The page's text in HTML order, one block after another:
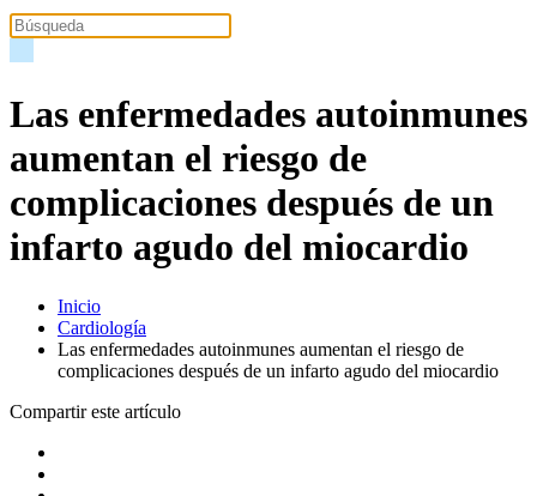
Las enfermedades autoinmunes
aumentan el riesgo de
complicaciones después de un
infarto agudo del miocardio
Inicio
Cardiología
Las enfermedades autoinmunes aumentan el riesgo de
complicaciones después de un infarto agudo del miocardio
Compartir este artículo